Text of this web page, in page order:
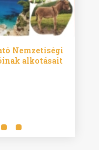
Nemzetiségi
alkotásait